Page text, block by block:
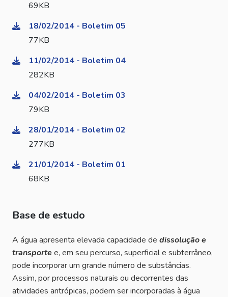
69KB
18/02/2014 - Boletim 05
77KB
11/02/2014 - Boletim 04
282KB
04/02/2014 - Boletim 03
79KB
28/01/2014 - Boletim 02
277KB
21/01/2014 - Boletim 01
68KB
Base de estudo
A água apresenta elevada capacidade de dissolução e
transportee, em seu percurso, superficial e subterrâneo,
pode incorporar um grande número de substâncias.
Assim, por processos naturais ou decorrentes das
atividades antrópicas, podem ser incorporadas à água